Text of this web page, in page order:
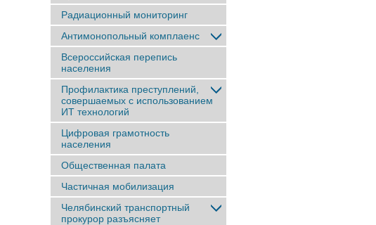
Радиационный мониторинг
Антимонопольный комплаенс
Всероссийская перепись
населения
Профилактика преступлений,
совершаемых с использованием
ИТ технологий
Цифровая грамотность
населения
Общественная палата
Частичная мобилизация
Челябинский транспортный
прокурор разъясняет